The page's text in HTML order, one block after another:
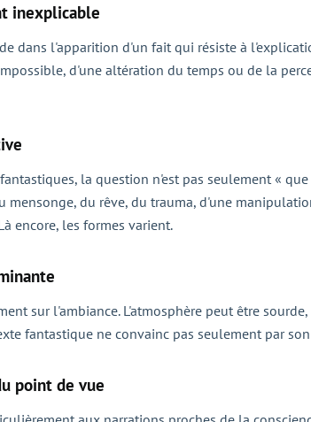
inexplicable
dans l'apparition d'un fait qui résiste à
d'une altération du temps ou de la
la question n'est pas seulement «
du rêve, du trauma, d'une
encore, les formes varient.
sur l'ambiance. L'atmosphère peut être
fantastique ne convainc pas seulement par
point de vue